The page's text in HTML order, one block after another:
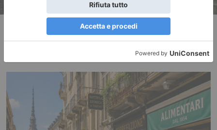
RECENTI: